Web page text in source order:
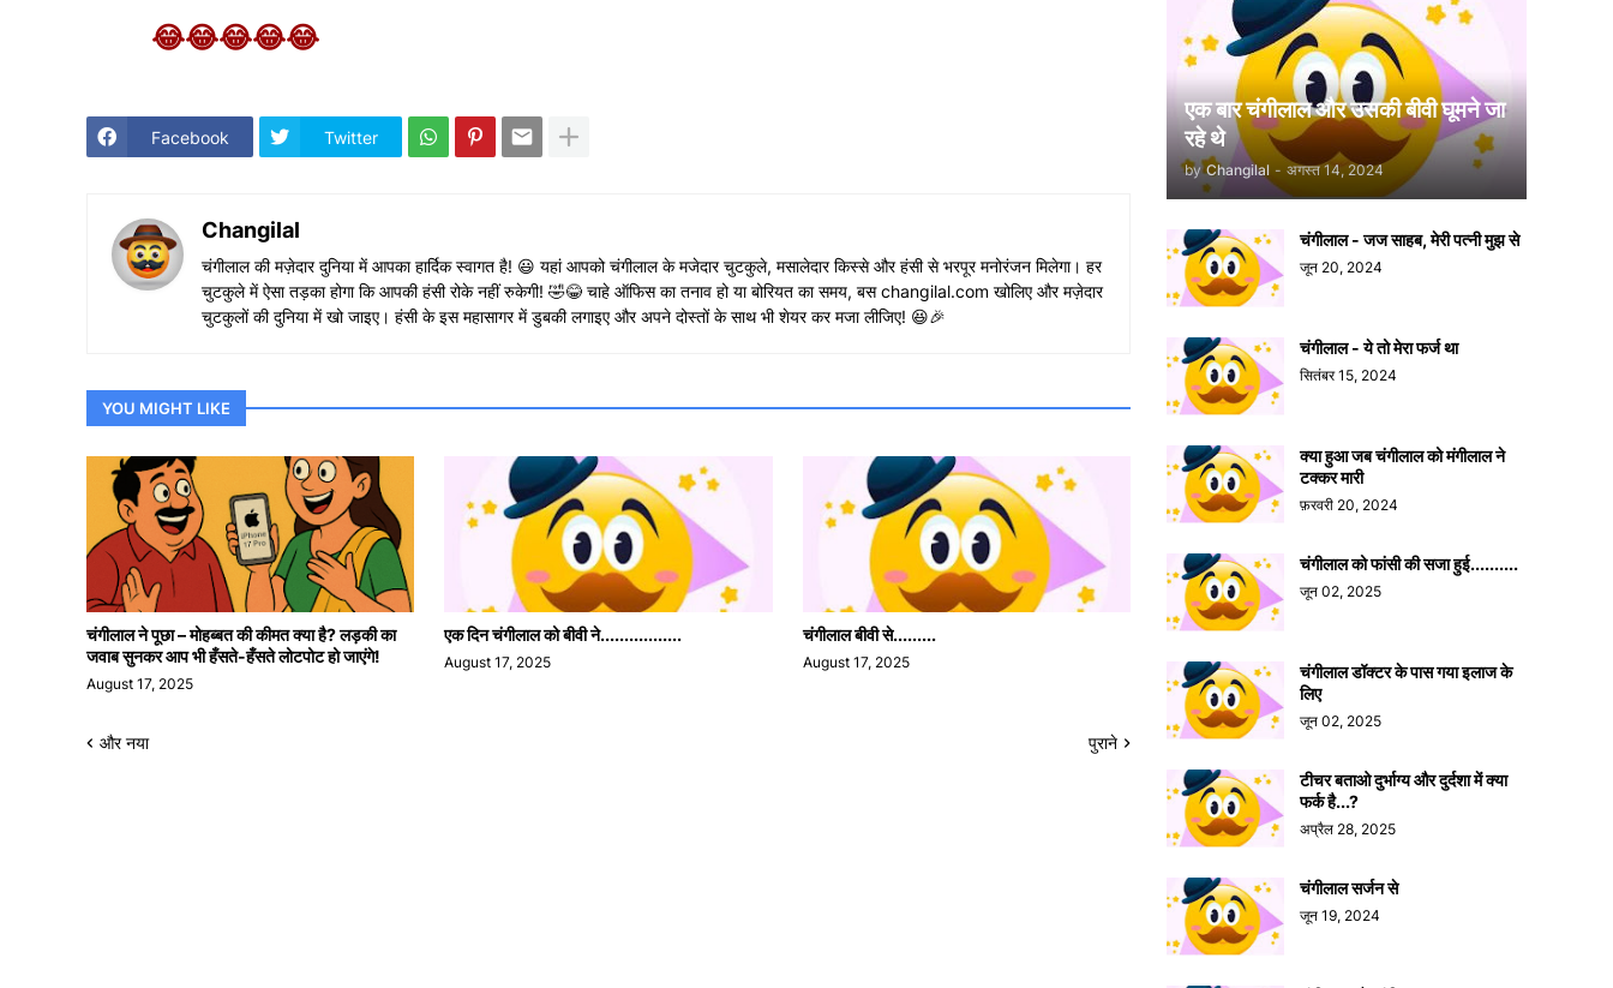
😂😂😂😂😂
Facebook Twitter
Changilal
चंगीलाल की मज़ेदार दुनिया में आपका हार्दिक स्वागत है! 😃 यहां आपको चंगीलाल के मजेदार चुटकुले, मसालेदार किस्से और हंसी से भरपूर मनोरंजन मिलेगा। हर
चुटकुले में ऐसा तड़का होगा कि आपकी हंसी रोके नहीं रुकेगी! 🤣😂 चाहे ऑफिस का तनाव हो या बोरियत का समय, बस changilal.com खोलिए और मज़ेदार
चुटकुलों की दुनिया में खो जाइए। हंसी के इस महासागर में डुबकी लगाइए और अपने दोस्तों के साथ भी शेयर कर मजा लीजिए! 😆🎉
YOU MIGHT LIKE
चंगीलाल ने पूछा – मोहब्बत की कीमत क्या है? लड़की का
जवाब सुनकर आप भी हँसते-हँसते लोटपोट हो जाएंगे!
August 17, 2025
एक दिन चंगीलाल को बीवी ने.................
August 17, 2025
चंगीलाल बीवी से.........
August 17, 2025
और नया पुराने
एक बार चंगीलाल और उसकी बीवी घूमने जा
रहे थे
by Changilal - अगस्त 14, 2024
चंगीलाल - जज साहब, मेरी पत्नी मुझ से
जून 20, 2024
चंगीलाल - ये तो मेरा फर्ज था
सितंबर 15, 2024
क्या हुआ जब चंगीलाल को मंगीलाल ने
टक्कर मारी
फ़रवरी 20, 2024
चंगीलाल को फांसी की सजा हुई..........
जून 02, 2025
चंगीलाल डॉक्टर के पास गया इलाज के
लिए
जून 02, 2025
टीचर बताओ दुर्भाग्य और दुर्दशा में क्या
फर्क है...?
अप्रैल 28, 2025
चंगीलाल सर्जन से
जून 19, 2024